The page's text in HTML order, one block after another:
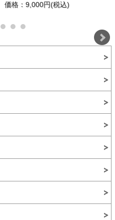
価格：9,000円(税込)